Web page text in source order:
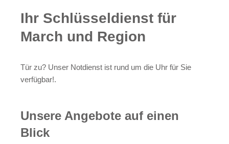
Ihr Schlüsseldienst für
March und Region
Tür zu? Unser Notdienst ist rund um die Uhr für Sie
verfügbar!.
Unsere Angebote auf einen
Blick